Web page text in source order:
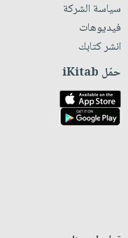
سياسة الشركة
فيديوهات
انشر كتابك
حمّل iKitab